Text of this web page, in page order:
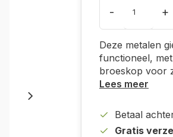
- +
Deze metalen
functioneel,
broeskop voor
Lees meer
Betaal
Gratis